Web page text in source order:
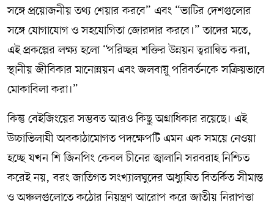
সঙ্গে প্রয়োজনীয় তথ্য শেয়ার করবে” এবং “ভাটির দেশগুলোর
সঙ্গে যোগাযোগ ও সহযোগিতা জোরদার করবে।” তাদের মতে,
এই প্রকল্পের লক্ষ্য হলো “পরিচ্ছন্ন শক্তির উন্নয়ন ত্বরান্বিত করা,
স্থানীয় জীবিকার মানোন্নয়ন এবং জলবায়ু পরিবর্তনকে সক্রিয়ভাবে
মোকাবিলা করা।”
কিন্তু বেইজিংয়ের সম্ভবত আরও কিছু অগ্রাধিকার রয়েছে। এই
উচ্চাভিলাষী অবকাঠামোগত পদক্ষেপটি এমন এক সময়ে নেওয়া
হচ্ছে যখন শি জিনপিং কেবল চীনের জ্বালানি সরবরাহ নিশ্চিত
করেই নয়, বরং জাতিগত সংখ্যালঘুদের অধ্যুষিত বিতর্কিত সীমান্ত
ও অঞ্চলগুলোতে কঠোর নিয়ন্ত্রণ আরোপ করে জাতীয় নিরাপত্তা